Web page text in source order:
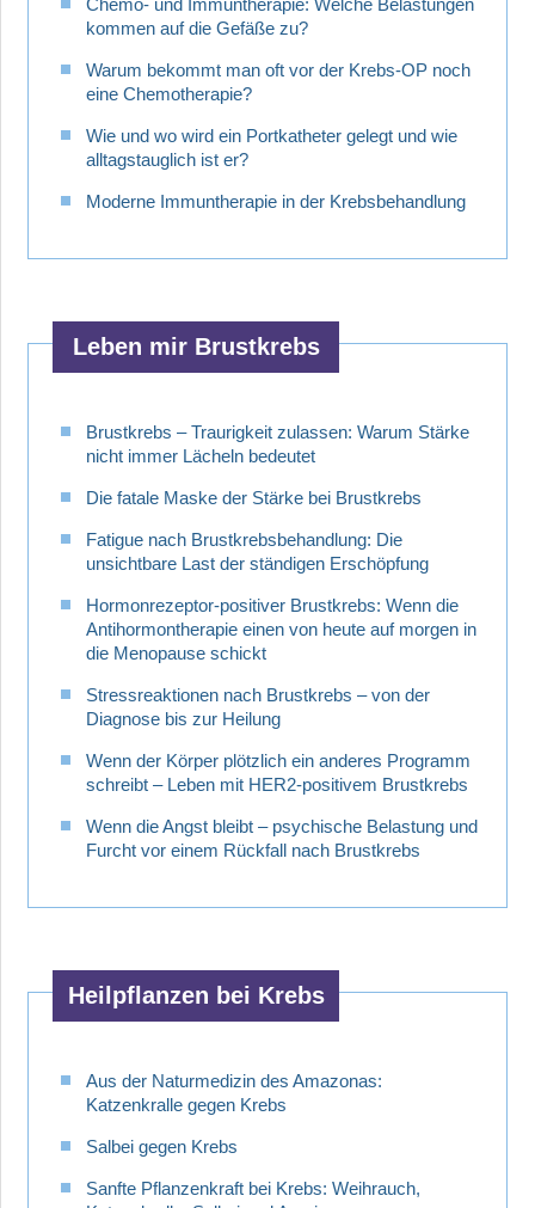
Chemo- und Immuntherapie: Welche Belastungen
kommen auf die Gefäße zu?
Warum bekommt man oft vor der Krebs-OP noch
eine Chemotherapie?
Wie und wo wird ein Portkatheter gelegt und wie
alltagstauglich ist er?
Moderne Immuntherapie in der Krebsbehandlung
Leben mir Brustkrebs
Brustkrebs – Traurigkeit zulassen: Warum Stärke
nicht immer Lächeln bedeutet
Die fatale Maske der Stärke bei Brustkrebs
Fatigue nach Brustkrebsbehandlung: Die
unsichtbare Last der ständigen Erschöpfung
Hormonrezeptor-positiver Brustkrebs: Wenn die
Antihormontherapie einen von heute auf morgen in
die Menopause schickt
Stressreaktionen nach Brustkrebs – von der
Diagnose bis zur Heilung
Wenn der Körper plötzlich ein anderes Programm
schreibt – Leben mit HER2-positivem Brustkrebs
Wenn die Angst bleibt – psychische Belastung und
Furcht vor einem Rückfall nach Brustkrebs
Heilpflanzen bei Krebs
Aus der Naturmedizin des Amazonas:
Katzenkralle gegen Krebs
Salbei gegen Krebs
Sanfte Pflanzenkraft bei Krebs: Weihrauch,